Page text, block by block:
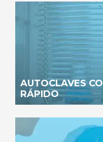
AUTOCLAVES
RÁPIDO